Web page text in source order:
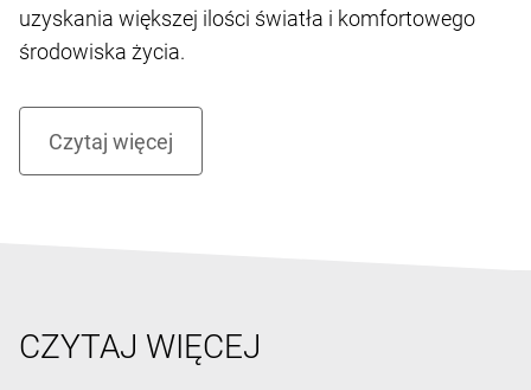
uzyskania większej ilości światła i komfortowego
środowiska życia.
CZYTAJ WIĘCEJ